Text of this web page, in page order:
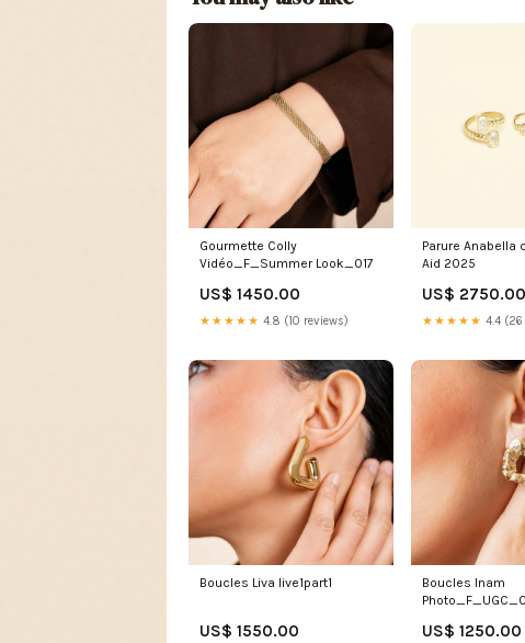
Gourmette Colly
Vidéo_F_Summer Look_017
US$ 1450.00
★★★★★ 4.8 (10 reviews)
Parure Anabella
Aid 2025
US$ 2750.00
★★★★★ 4.4
Boucles Liva live1part1
US$ 1550.00
Boucles Inam
US$ 1250.00